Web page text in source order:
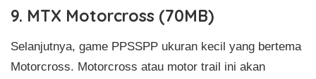
9. MTX Motorcross (70MB)
Selanjutnya, game PPSSPP ukuran kecil yang bertema
Motorcross. Motorcross atau motor trail ini akan